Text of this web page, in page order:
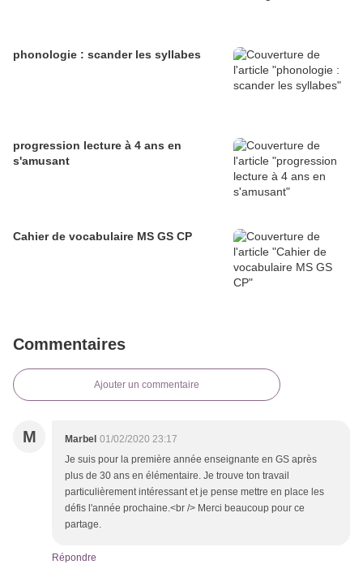
phonologie : scander les syllabes
progression lecture à 4 ans en
s'amusant
Cahier de vocabulaire MS GS CP
Commentaires
Ajouter un commentaire
M Marbel 01/02/2020 23:17
Je suis pour la première année enseignante en GS après
plus de 30 ans en élémentaire. Je trouve ton travail
particulièrement intéressant et je pense mettre en place les
défis l'année prochaine.<br /> Merci beaucoup pour ce
partage.
Répondre